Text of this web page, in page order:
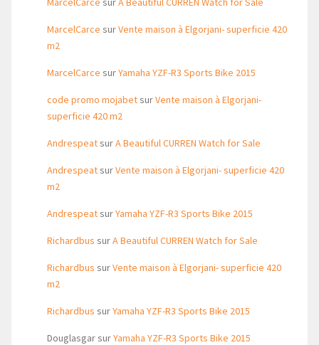
MarcelCarce surVente maison à Elgorjani- superficie 420
m2
MarcelCarce surYamaha YZF-R3 Sports Bike 2015
code promo mojabetsurVente maison à Elgorjani-
superficie 420 m2
AndrespeatsurA Beautiful CURREN Watch for Sale
AndrespeatsurVente maison à Elgorjani- superficie 420
m2
AndrespeatsurYamaha YZF-R3 Sports Bike 2015
Richardbus surA Beautiful CURREN Watch for Sale
Richardbus surVente maison à Elgorjani- superficie 420
m2
Richardbus surYamaha YZF-R3 Sports Bike 2015
DouglasgarsurYamaha YZF-R3 Sports Bike 2015